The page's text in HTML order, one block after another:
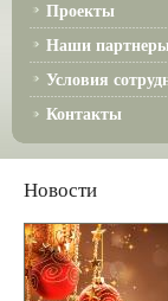
Проекты
Наши
Условия
Контакты
Новости